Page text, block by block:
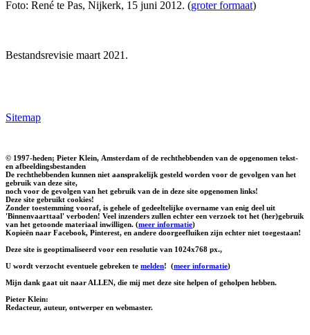
Foto: René te Pas, Nijkerk, 15 juni 2012. (groter formaat)
Bestandsrevisie maart 2021.
Sitemap
© 1997-heden; Pieter Klein, Amsterdam of de rechthebbenden van de opgenomen tekst-
en afbeeldingsbestanden
De rechthebbenden kunnen niet aansprakelijk gesteld worden voor de gevolgen van het
gebruik van deze site,
noch voor de gevolgen van het gebruik van de in deze site opgenomen links!
Deze site gebruikt cookies!
Zonder toestemming vooraf, is gehele of gedeeltelijke overname van enig deel uit
'Binnenvaarttaal' verboden! Veel inzenders zullen echter een verzoek tot het (her)gebruik
van het getoonde materiaal inwilligen. (meer informatie)
Kopieën naar Facebook, Pinterest, en andere doorgeefluiken zijn echter niet toegestaan!
Deze site is geoptimaliseerd voor een resolutie van 1024x768 px.,
U wordt verzocht eventuele gebreken te melden! (meer informatie)
Mijn dank gaat uit naar ALLEN, die mij met deze site helpen of geholpen hebben.
Pieter Klein:
Redacteur, auteur, ontwerper en webmaster.